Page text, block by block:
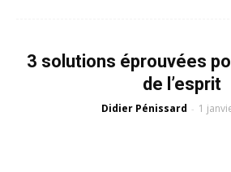
3 solutions éprouvées
de l’esprit
Didier Pénissard - 1